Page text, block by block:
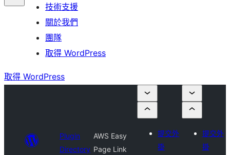
技術支援
關於我們
團隊
取得 WordPress
取得 WordPress
Plugin
Directory
AWS Easy
Page Link
提交外
掛
提交外
掛